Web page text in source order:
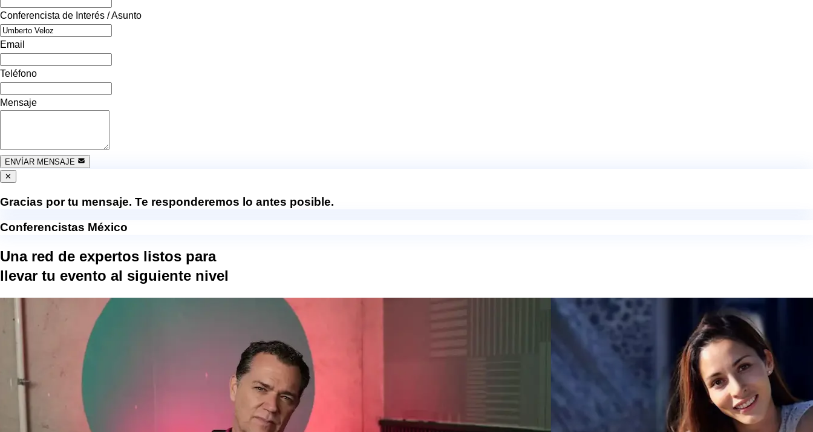
Conferencista de Interés / Asunto
Email
Teléfono
Mensaje
ENVÍAR MENSAJE
✕
Gracias por tu mensaje. Te responderemos lo antes posible.
Conferencistas México
Una red de expertos listos para
llevar tu evento al siguiente nivel